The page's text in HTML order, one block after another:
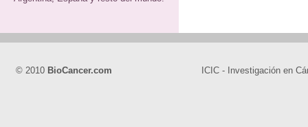
© 2010 BioCancer.com ICIC - Investigación en